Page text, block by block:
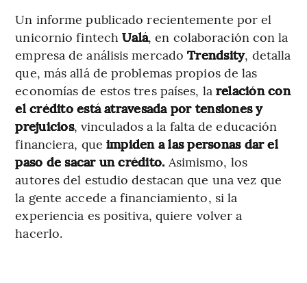
Un informe publicado recientemente por el
unicornio fintechUalá, en colaboración con la
empresa de análisis mercadoTrendsity, detalla
que, más allá de problemas propios de las
economías de estos tres países, la relación con
el crédito está atravesada por tensiones y
prejuicios, vinculados a la falta de educación
financiera, que impiden a las personas dar el
paso de sacar un crédito. Asimismo, los
autores del estudio destacan que una vez que
la gente accede a financiamiento, si la
experiencia es positiva, quiere volver a
hacerlo.